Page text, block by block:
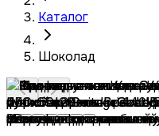
Каталог
Шоколад